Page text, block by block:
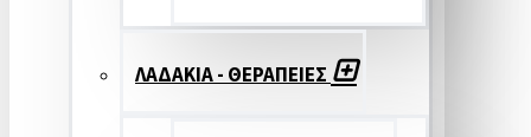
ΛΑΔΑΚΙΑ - ΘΕΡΑΠΕΙΕΣ